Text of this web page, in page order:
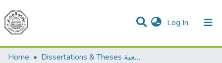
Log In (current)
Communities & Collections
All of DSpace
Home
Dissertations & Theses الرسائل الجامعية